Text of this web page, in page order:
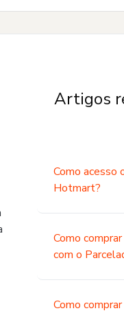
Artigos
Como acesso
Hotmart?
Como
com o
Como